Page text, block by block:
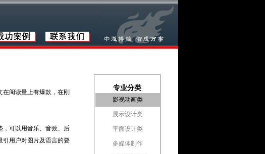
阅读量上有爆款，在刚
可以用音乐、音效、后
引用户对图片及语言的要
专业分类
影视动画类
展示设计类
平面设计类
多媒体制作